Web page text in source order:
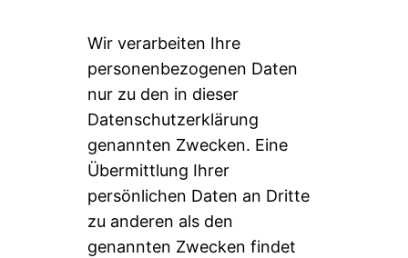
Wir verarbeiten Ihre
personenbezogenen Daten
nur zu den in dieser
Datenschutzerklärung
genannten Zwecken. Eine
Übermittlung Ihrer
persönlichen Daten an Dritte
zu anderen als den
genannten Zwecken findet